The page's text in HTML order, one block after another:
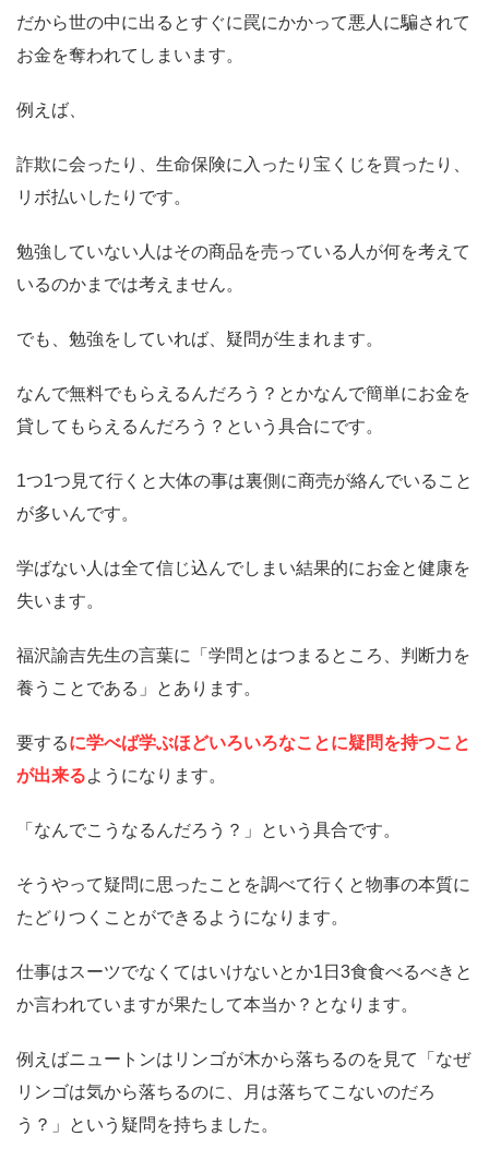
だから世の中に出るとすぐに罠にかかって悪人に騙されて
お金を奪われてしまいます。
例えば、
詐欺に会ったり、生命保険に入ったり宝くじを買ったり、
リボ払いしたりです。
勉強していない人はその商品を売っている人が何を考えて
いるのかまでは考えません。
でも、勉強をしていれば、疑問が生まれます。
なんで無料でもらえるんだろう？とかなんで簡単にお金を
貸してもらえるんだろう？という具合にです。
1つ1つ見て行くと大体の事は裏側に商売が絡んでいること
が多いんです。
学ばない人は全て信じ込んでしまい結果的にお金と健康を
失います。
福沢諭吉先生の言葉に「学問とはつまるところ、判断力を
養うことである」とあります。
要するに学べば学ぶほどいろいろなことに疑問を持つこと
が出来るようになります。
「なんでこうなるんだろう？」という具合です。
そうやって疑問に思ったことを調べて行くと物事の本質に
たどりつくことができるようになります。
仕事はスーツでなくてはいけないとか1日3食食べるべきと
か言われていますが果たして本当か？となります。
例えばニュートンはリンゴが木から落ちるのを見て「なぜ
リンゴは気から落ちるのに、月は落ちてこないのだろ
う？」という疑問を持ちました。